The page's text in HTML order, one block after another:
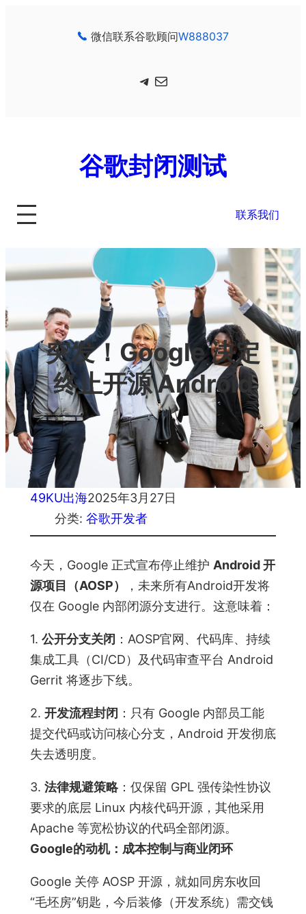
微信联系谷歌顾问W888037
Telegram 电子邮件
谷歌封闭测试
联系我们
突发！Google 决定
终止开源 Android
49KU出海2025年3月27日
分类: 谷歌开发者
今天，Google 正式宣布停止维护 Android 开
源项目（AOSP）
，未来所有Android开发将
仅在 Google 内部闭源分支进行。这意味着：
1. 公开分支关闭 ：AOSP官网、代码库、持续
集成工具（CI/CD）及代码审查平台 Android
Gerrit 将逐步下线。
2. 开发流程封闭 ：只有 Google 内部员工能
提交代码或访问核心分支，Android 开发彻底
失去透明度。
3. 法律规避策略 ：仅保留 GPL 强传染性协议
要求的底层 Linux 内核代码开源，其他采用
Apache 等宽松协议的代码全部闭源。
Google的动机：成本控制与商业闭环
Google 关停 AOSP 开源，就如同房东收回
“毛坯房”钥匙，今后装修（开发系统）需交钱